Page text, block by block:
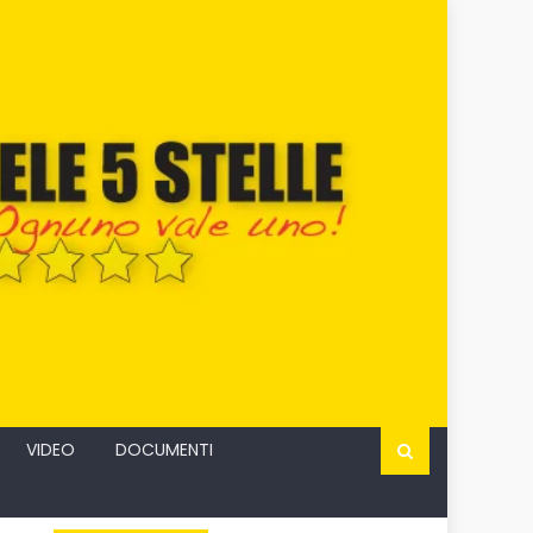
VIDEO
DOCUMENTI